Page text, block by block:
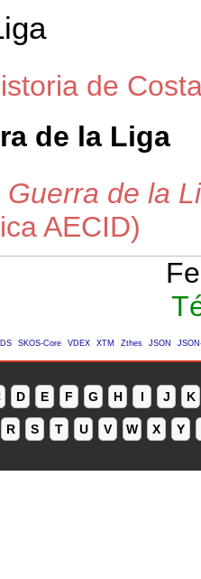
de
de la Liga
Guerra de la
AECID)
SKOS-Core VDEX XTM Zthes JSON
D E F G H I J K
R S T U V W X Y